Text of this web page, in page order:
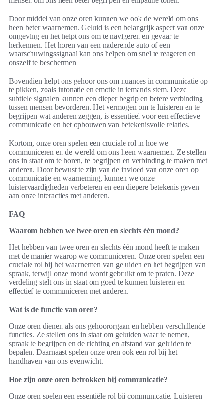
Door middel van onze oren kunnen we ook de wereld om ons
heen beter waarnemen. Geluid is een belangrijk aspect van onze
omgeving en het helpt ons om te navigeren en gevaar te
herkennen. Het horen van een naderende auto of een
waarschuwingssignaal kan ons helpen om snel te reageren en
onszelf te beschermen.
Bovendien helpt ons gehoor ons om nuances in communicatie op
te pikken, zoals intonatie en emotie in iemands stem. Deze
subtiele signalen kunnen een dieper begrip en betere verbinding
tussen mensen bevorderen. Het vermogen om te luisteren en te
begrijpen wat anderen zeggen, is essentieel voor een effectieve
communicatie en het opbouwen van betekenisvolle relaties.
Kortom, onze oren spelen een cruciale rol in hoe we
communiceren en de wereld om ons heen waarnemen. Ze stellen
ons in staat om te horen, te begrijpen en verbinding te maken met
anderen. Door bewust te zijn van de invloed van onze oren op
communicatie en waarneming, kunnen we onze
luistervaardigheden verbeteren en een diepere betekenis geven
aan onze interacties met anderen.
FAQ
Waarom hebben we twee oren en slechts één mond?
Het hebben van twee oren en slechts één mond heeft te maken
met de manier waarop we communiceren. Onze oren spelen een
cruciale rol bij het waarnemen van geluiden en het begrijpen van
spraak, terwijl onze mond wordt gebruikt om te praten. Deze
verdeling stelt ons in staat om goed te kunnen luisteren en
effectief te communiceren met anderen.
Wat is de functie van oren?
Onze oren dienen als ons gehoororgaan en hebben verschillende
functies. Ze stellen ons in staat om geluiden waar te nemen,
spraak te begrijpen en de richting en afstand van geluiden te
bepalen. Daarnaast spelen onze oren ook een rol bij het
handhaven van ons evenwicht.
Hoe zijn onze oren betrokken bij communicatie?
Onze oren spelen een essentiële rol bij communicatie. Luisteren